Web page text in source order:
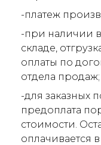
-платеж
-при наличии
складе,
оплаты по
отдела продаж;
-для заказных
предоплата
стоимости.
оплачивается